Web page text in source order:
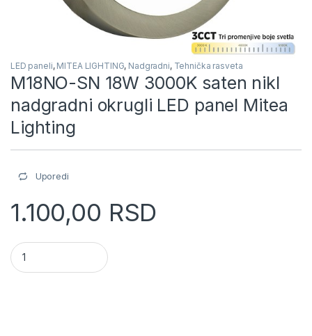
LED paneli, MITEA LIGHTING, Nadgradni, Tehnička rasveta
M18NO-SN 18W 3000K saten nikl
nadgradni okrugli LED panel Mitea
Lighting
Uporedi
1.100,00 RSD
M18NO-SN 18W 3000K saten nikl nadgradni okrugli LED